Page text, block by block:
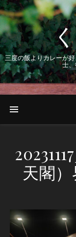
三度の飯よりカレーが
士
天閣